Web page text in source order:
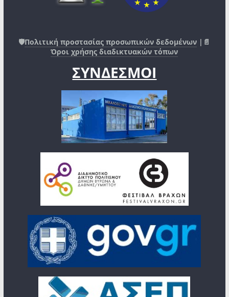
🛡️Πολιτική προστασίας προσωπικών δεδομένων |📄
Όροι χρήσης διαδικτυακών τόπων
ΣΥΝΔΕΣΜΟΙ